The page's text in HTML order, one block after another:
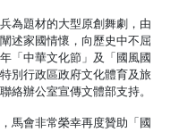
為題材的大型原創舞劇，由
述家國情懷，向歷史中不屈
「中華文化節」及「國風國
別行政區政府文化體育及旅
絡辦公室宣傳文體部支持。
馬會非常榮幸再度贊助「國